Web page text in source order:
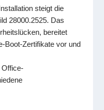
steigt die
28000.2525. Das
bereitet
Boot-Zertifikate vor und
Office-